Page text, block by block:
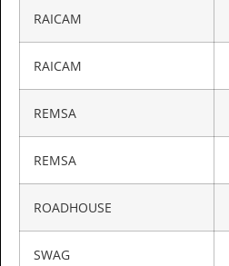
RAICAM
RAICAM
REMSA
REMSA
ROADHOUSE
SWAG